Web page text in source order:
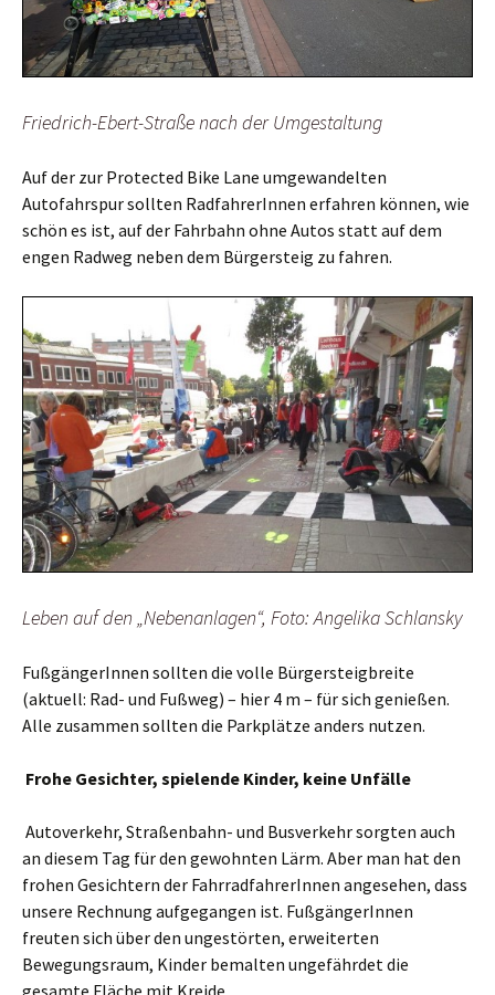
Friedrich-Ebert-Straße nach der Umgestaltung
Auf der zur Protected Bike Lane umgewandelten
Autofahrspur sollten RadfahrerInnen erfahren können, wie
schön es ist, auf der Fahrbahn ohne Autos statt auf dem
engen Radweg neben dem Bürgersteig zu fahren.
Leben auf den „Nebenanlagen“, Foto: Angelika Schlansky
FußgängerInnen sollten die volle Bürgersteigbreite
(aktuell: Rad- und Fußweg) – hier 4 m – für sich genießen.
Alle zusammen sollten die Parkplätze anders nutzen.
Frohe Gesichter, spielende Kinder, keine Unfälle
Autoverkehr, Straßenbahn- und Busverkehr sorgten auch
an diesem Tag für den gewohnten Lärm. Aber man hat den
frohen Gesichtern der FahrradfahrerInnen angesehen, dass
unsere Rechnung aufgegangen ist. FußgängerInnen
freuten sich über den ungestörten, erweiterten
Bewegungsraum, Kinder bemalten ungefährdet die